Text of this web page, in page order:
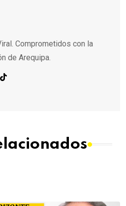
Comprometidos con la
de Arequipa.